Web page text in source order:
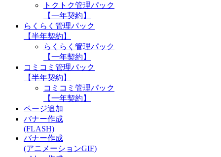
トクトク管理パック
【一年契約】
らくらく管理パック
【半年契約】
らくらく管理パック
【一年契約】
コミコミ管理パック
【半年契約】
コミコミ管理パック
【一年契約】
ページ追加
バナー作成
(FLASH)
バナー作成
(アニメーションGIF)